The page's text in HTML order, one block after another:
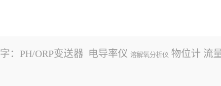
： PH/ORP变送器 电导率仪 溶解氧分析仪 物位计 流